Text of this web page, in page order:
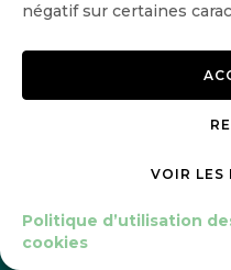
négatif sur certaines
VOIR LES
Politique d’utilisation
cookies